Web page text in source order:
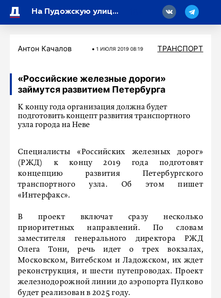
На Пудожскую улицу стянулись пожарные расчеты
Антон Качалов 1 ИЮЛЯ 2019 08:19 ТРАНСПОРТ
«Российские железные дороги»
займутся развитием Петербурга
К концу года организация должна будет
подготовить концепт развития транспортного
узла города на Неве
Специалисты «Российских железных дорог»
(РЖД) к концу 2019 года подготовят
концепцию развития Петербургского
транспортного узла. Об этом пишет
«Интерфакс».
В проект включат сразу несколько
приоритетных направлений. По словам
заместителя генерального директора РЖД
Олега Тони, речь идет о трех вокзалах,
Московском, Витебском и Ладожском, их ждет
реконструкция, и шести путепроводах. Проект
железнодорожной линии до аэропорта Пулково
будет реализован в 2025 году.